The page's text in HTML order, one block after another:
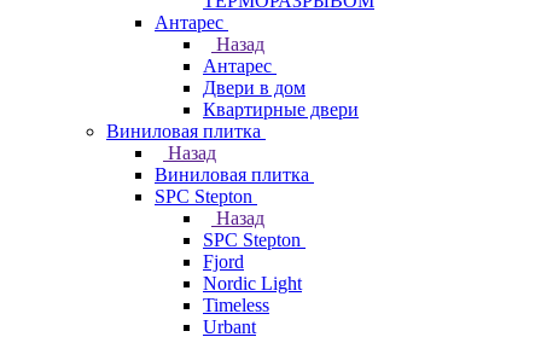
Антарес
Назад
Антарес
Двери в дом
Квартирные двери
Виниловая плитка
Назад
Виниловая плитка
SPC Stepton
Назад
SPC Stepton
Fjord
Nordic Light
Timeless
Urbant